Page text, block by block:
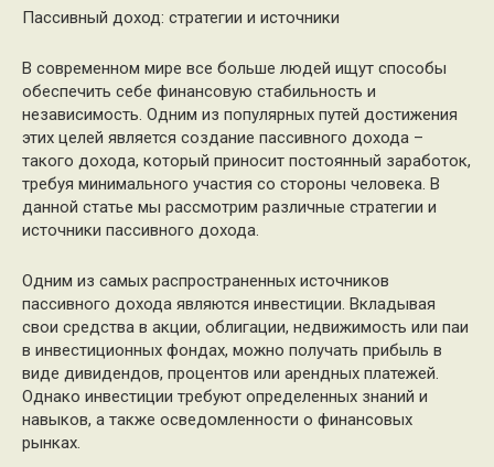
Пассивный доход: стратегии и источники
В современном мире все больше людей ищут способы
обеспечить себе финансовую стабильность и
независимость. Одним из популярных путей достижения
этих целей является создание пассивного дохода –
такого дохода, который приносит постоянный заработок,
требуя минимального участия со стороны человека. В
данной статье мы рассмотрим различные стратегии и
источники пассивного дохода.
Одним из самых распространенных источников
пассивного дохода являются инвестиции. Вкладывая
свои средства в акции, облигации, недвижимость или паи
в инвестиционных фондах, можно получать прибыль в
виде дивидендов, процентов или арендных платежей.
Однако инвестиции требуют определенных знаний и
навыков, а также осведомленности о финансовых
рынках.